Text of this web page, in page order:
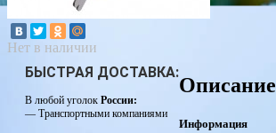
Нет в наличии
БЫСТРАЯ ДОСТАВКА:
В любой уголок России:
— Транспортными компаниями
Описание
Информация